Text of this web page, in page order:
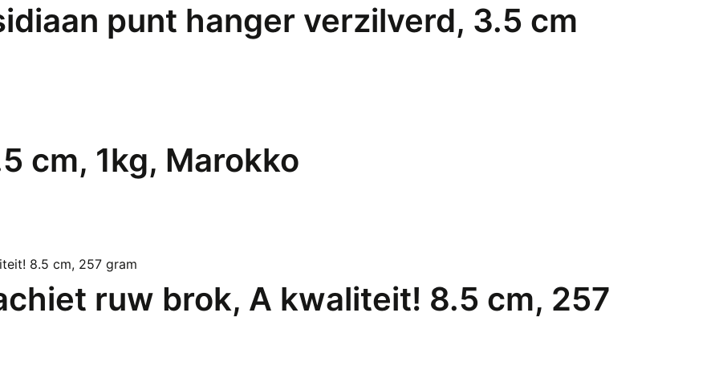
punt hanger verzilverd, 3.5 cm
cm, 1kg, Marokko
ruw brok, A kwaliteit! 8.5 cm, 257